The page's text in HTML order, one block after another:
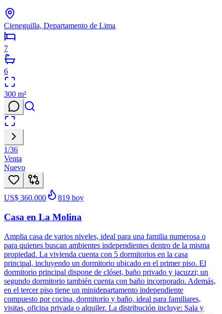
Cieneguilla, Departamento de Lima
7
6
300 m²
1/36
Venta
Nuevo
US$ 360.000 819 hoy
Casa en La Molina
Amplia casa de varios niveles, ideal para una familia numerosa o
para quienes buscan ambientes independientes dentro de la misma
propiedad. La vivienda cuenta con 5 dormitorios en la casa
principal, incluyendo un dormitorio ubicado en el primer piso. El
dormitorio principal dispone de clóset, baño privado y jacuzzi; un
segundo dormitorio también cuenta con baño incorporado. Además,
en el tercer piso tiene un minidepartamento independiente
compuesto por cocina, dormitorio y baño, ideal para familiares,
visitas, oficina privada o alquiler. La distribución incluye: Sala y